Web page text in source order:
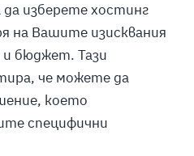
изберете хостинг
на Вашите изисквания
бюджет. Тази
че можете да
което
специфични